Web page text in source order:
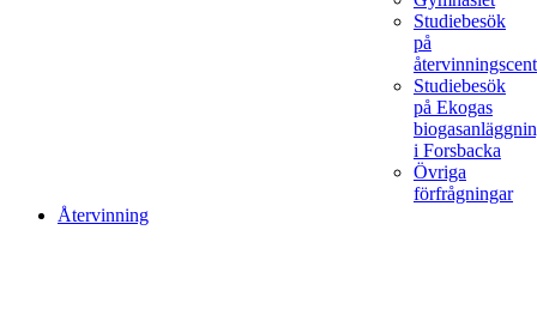
Studiebesök
på
Studiebesök
på Ekogas
i Forsbacka
Övriga
förfrågningar
Återvinning